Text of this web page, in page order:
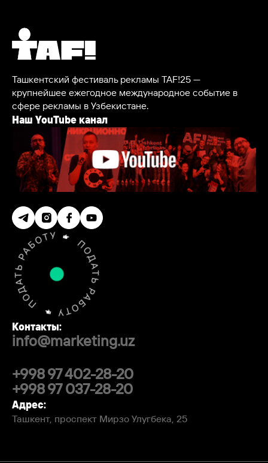
Ташкентский фестиваль рекламы TAF!25 —
крупнейшее ежегодное международное событие в
сфере рекламы в Узбекистане.
Наш YouTube канал
Контакты:
info@marketing.uz
+998 97 402-28-20
+998 97 037-28-20
Адрес:
Ташкент, проспект Мирзо Улугбека, 25